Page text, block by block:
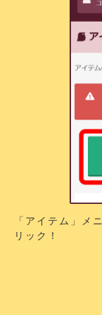
「アイテム」メ
リック！